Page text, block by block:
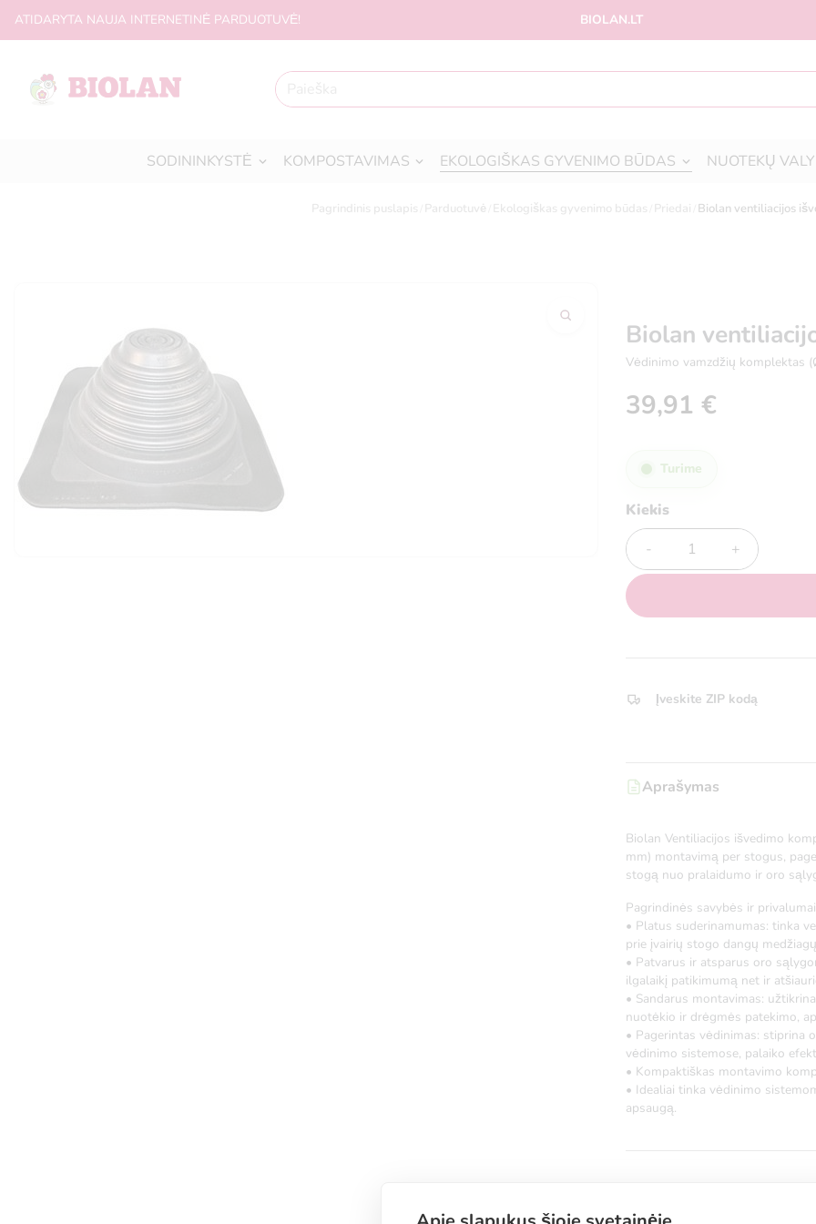
ATIDARYTA NAUJA INTERNETINĖ PARDUOTUVĖ! BIOLAN.LT
SODININKYSTĖ KOMPOSTAVIMAS EKOLOGIŠKAS GYVENIMO BŪDAS NUOTEKŲ
Pagrindinis puslapis Parduotuvė Ekologiškas gyvenimo būdas Priedai Biolan ventiliacijos
Biolan
Vėdinimo vamzdžių komplektas
39,91 €
Turime
Kiekis
Kiekis
Įveskite ZIP kodą
Aprašymas
Biolan Ventiliacijos išvedimo
mm) montavimą per stogus,
stogą nuo pralaidumo ir oro
Pagrindinės savybės ir
• Platus suderinamumas: tinka
prie įvairių stogo dangų
• Patvarus ir atsparus oro
ilgalaikį patikimumą net ir
• Sandarus montavimas:
nuotėkio ir drėgmės patekimo,
• Pagerintas vėdinimas: stiprina
vėdinimo sistemose, palaiko
• Kompaktiškas montavimo
• Idealiai tinka vėdinimo
apsaugą.